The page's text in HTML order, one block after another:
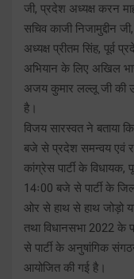
जी, प्रदेश अध्यक्ष करन
सचिव काजी निजामुद्दीन
अध्यक्ष प्रीतम सिंह, पूर्व
अभियान के लिए अखिल
अजय कुमार लल्लू जी की
है।
विजय सारस्वत ने बताया
बजे से प्रदेश समन्वय एवं
कांग्रेस पार्टी के विधायक,
14ः00 बजे से पार्टी के
ओर से हाथ से हाथ जोड़ो
तथा विधानसभा 2022 के
से पार्टी के अनुषांगिक
आयोजित की गई है।